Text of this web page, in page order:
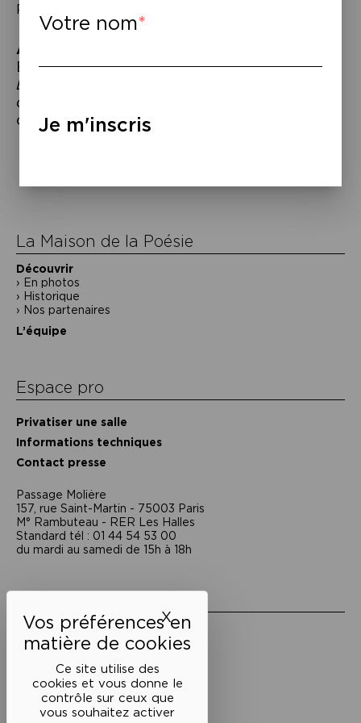
Ce site utilise des
cookies et vous donne le
contrôle sur ceux que
vous souhaitez activer
XMasquer le bandeau des
Peintures & estampes de Robert Lobet.
À lire
Bruno Doucey et Thierry Renard,La
Beauté, Éphéméride poétique pour
chanter la vie,
collaboration avec l’Espace Pandora.
l’article
La Maison de la Poésie
Découvrir
En photos
Historique
Nos partenaires
L’équipe
Espace pro
Privatiser une salle
Informations techniques
Contact presse
Passage Moliėre
157, rue Saint-Martin - 75003 Paris
M° Rambuteau - RER Les Halles
Standard tél : 01 44 54 53 00
du mardi au samedi de 15h à 18h
Mentions légales
Politique de confidentialité
Conditions générales de vente
Cookies
Votre nom
Je m'inscris